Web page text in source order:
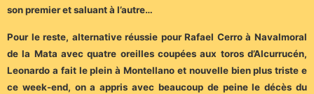
son premier et saluant à l’autre…
Pour le reste, alternative réussie pour Rafael Cerro à Navalmoral
de la Mata avec quatre oreilles coupées aux toros d’Alcurrucén,
Leonardo a fait le plein à Montellano et nouvelle bien plus triste e
ce week-end, on a appris avec beaucoup de peine le décès du